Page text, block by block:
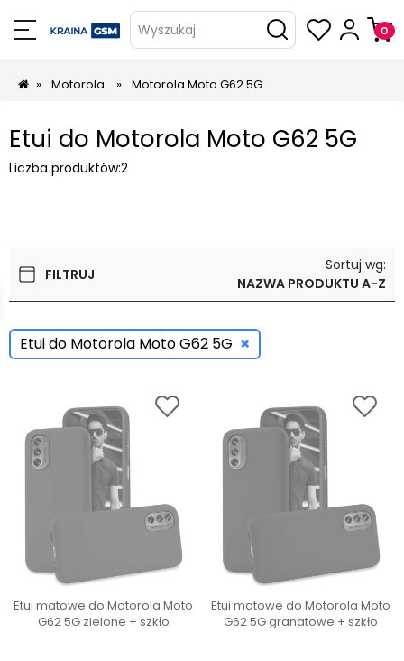
Wyszukaj
» Motorola » Motorola Moto G62 5G
Etui do Motorola Moto G62 5G
Liczba produktów:2
FILTRUJ
Sortuj wg:
NAZWA PRODUKTU A-Z
Etui do Motorola Moto G62 5G ×
Etui matowe do Motorola Moto
G62 5G zielone + szkło
Etui matowe do Motorola Moto
G62 5G granatowe + szkło